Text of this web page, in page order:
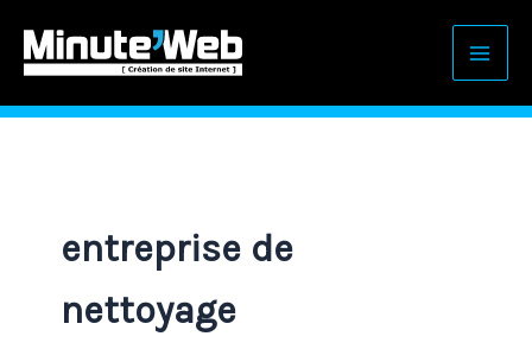
contenu
entreprise de
nettoyage